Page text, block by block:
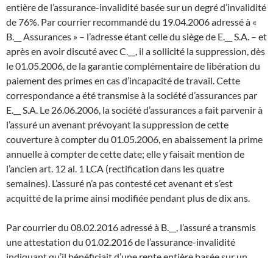
entière de l’assurance-invalidité basée sur un degré d’invalidité
de 76%. Par courrier recommandé du 19.04.2006 adressé à «
B.__ Assurances » – l’adresse étant celle du siège de E.__ S.A. – et
après en avoir discuté avec C.__, il a sollicité la suppression, dès
le 01.05.2006, de la garantie complémentaire de libération du
paiement des primes en cas d’incapacité de travail. Cette
correspondance a été transmise à la société d’assurances par
E.__ S.A. Le 26.06.2006, la société d’assurances a fait parvenir à
l’assuré un avenant prévoyant la suppression de cette
couverture à compter du 01.05.2006, en abaissement la prime
annuelle à compter de cette date; elle y faisait mention de
l’ancien art. 12 al. 1 LCA (rectification dans les quatre
semaines). L’assuré n’a pas contesté cet avenant et s’est
acquitté de la prime ainsi modifiée pendant plus de dix ans.
Par courrier du 08.02.2016 adressé à B.__, l’assuré a transmis
une attestation du 01.02.2016 de l’assurance-invalidité